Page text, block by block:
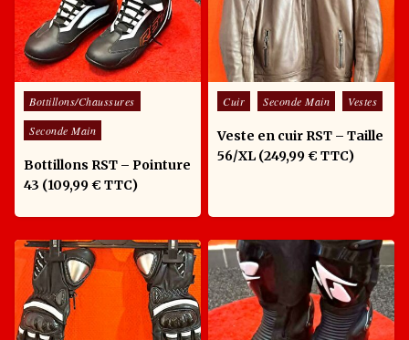
Posted in
Bottillons/Chaussures
Seconde Main
Bottillons RST – Pointure
43 (109,99 € TTC)
Posted in
Cuir Seconde Main Vestes
Veste en cuir RST – Taille
56/XL (249,99 € TTC)